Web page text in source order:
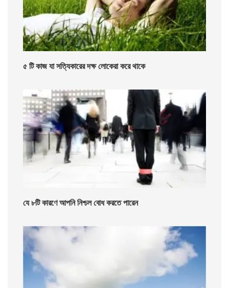
৫ টি কাজ যা সত্যিকারের দক্ষ লোকেরা করে থাকে
যে ৮টি কারণে আপনি নিশ্চল বোধ করতে পারেন